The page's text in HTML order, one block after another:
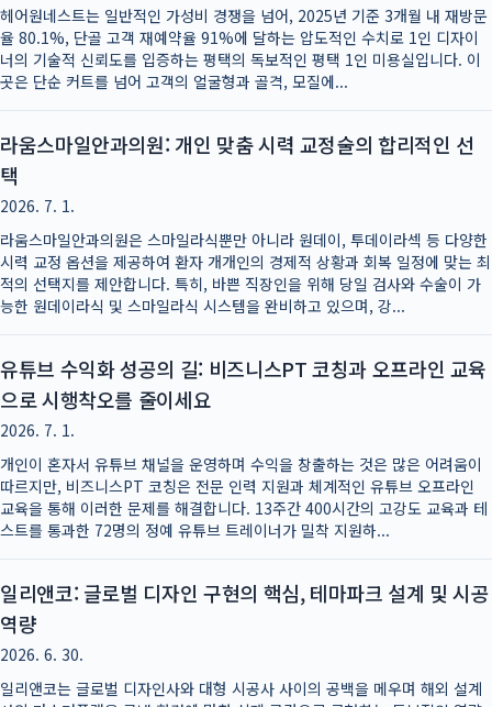
헤어원네스트는 일반적인 가성비 경쟁을 넘어, 2025년 기준 3개월 내 재방문
율 80.1%, 단골 고객 재예약율 91%에 달하는 압도적인 수치로 1인 디자이
너의 기술적 신뢰도를 입증하는 평택의 독보적인 평택 1인 미용실입니다. 이
곳은 단순 커트를 넘어 고객의 얼굴형과 골격, 모질에...
라움스마일안과의원: 개인 맞춤 시력 교정술의 합리적인 선
택
2026. 7. 1.
라움스마일안과의원은 스마일라식뿐만 아니라 원데이, 투데이라섹 등 다양한
시력 교정 옵션을 제공하여 환자 개개인의 경제적 상황과 회복 일정에 맞는 최
적의 선택지를 제안합니다. 특히, 바쁜 직장인을 위해 당일 검사와 수술이 가
능한 원데이라식 및 스마일라식 시스템을 완비하고 있으며, 강...
유튜브 수익화 성공의 길: 비즈니스PT 코칭과 오프라인 교육
으로 시행착오를 줄이세요
2026. 7. 1.
개인이 혼자서 유튜브 채널을 운영하며 수익을 창출하는 것은 많은 어려움이
따르지만, 비즈니스PT 코칭은 전문 인력 지원과 체계적인 유튜브 오프라인
교육을 통해 이러한 문제를 해결합니다. 13주간 400시간의 고강도 교육과 테
스트를 통과한 72명의 정예 유튜브 트레이너가 밀착 지원하...
일리앤코: 글로벌 디자인 구현의 핵심, 테마파크 설계 및 시공
역량
2026. 6. 30.
일리앤코는 글로벌 디자인사와 대형 시공사 사이의 공백을 메우며 해외 설계